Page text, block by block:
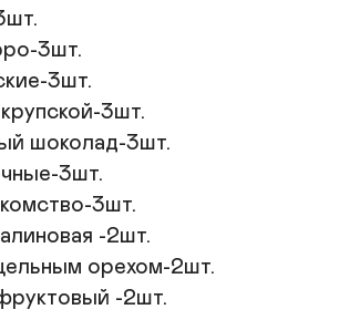
3шт.
3шт.
3шт.
шоколад-3шт.
3шт.
3шт.
-2шт.
орехом-2шт.
-2шт.